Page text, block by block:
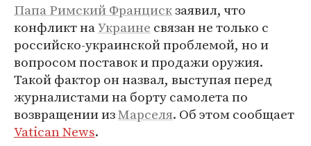
Папа Римский Францискзаявил, что
конфликт наУкраине связан не только с
российско-украинской проблемой, но и
вопросом поставок и продажи оружия.
Такой фактор он назвал, выступая перед
журналистами на борту самолета по
возвращении изМарселя. Об этом сообщает
Vatican News.